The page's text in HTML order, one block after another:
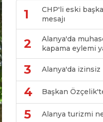
1
CHP'li eski
mesajı
2
Alanya'da
kapama eylemi
3 Alanya'da izinsiz
4 Başkan
5 Alanya turizmi